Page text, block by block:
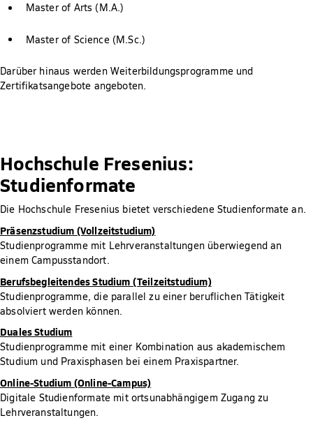
Master of Arts (M.A.)
Master of Science (M.Sc.)
Darüber hinaus werden Weiterbildungsprogramme und
Zertifikatsangebote angeboten.
Hochschule Fresenius:
Studienformate
Die Hochschule Fresenius bietet verschiedene Studienformate an.
Präsenzstudium (Vollzeitstudium)
Studienprogramme mit Lehrveranstaltungen überwiegend an
einem Campusstandort.
Berufsbegleitendes Studium (Teilzeitstudium)
Studienprogramme, die parallel zu einer beruflichen Tätigkeit
absolviert werden können.
Duales Studium
Studienprogramme mit einer Kombination aus akademischem
Studium und Praxisphasen bei einem Praxispartner.
Online-Studium (Online-Campus)
Digitale Studienformate mit ortsunabhängigem Zugang zu
Lehrveranstaltungen.